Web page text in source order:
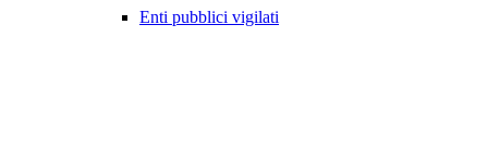
Enti pubblici vigilati